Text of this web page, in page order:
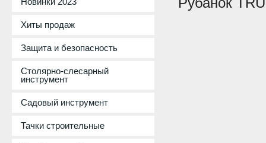
Хиты продаж
Защита и безопасность
Столярно-слесарный
инструмент
Садовый инструмент
Тачки строительные